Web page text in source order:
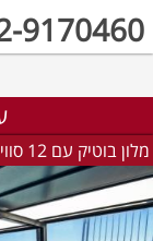
9170460
מלון בוטיק עם 12 סוויטות מול נוף לכנרת ובריכה משותפת